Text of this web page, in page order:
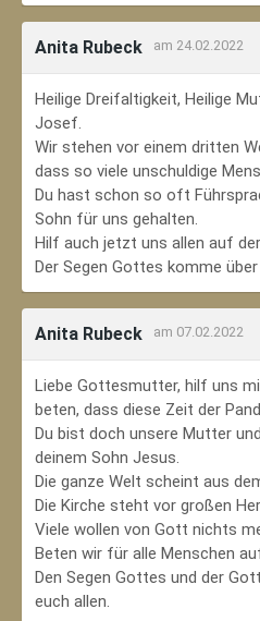
Anita Rubeck am 24.02.2022
Heilige Dreifaltigkeit, Heilige
Josef.
Wir stehen vor einem dritten
dass so viele unschuldige
Du hast schon so oft
Sohn für uns gehalten.
Hilf auch jetzt uns allen auf
Der Segen Gottes komme
Anita Rubeck am 07.02.2022
Liebe Gottesmutter, hilf uns
beten, dass diese Zeit der
Du bist doch unsere Mutter
deinem Sohn Jesus.
Die ganze Welt scheint aus
Die Kirche steht vor großen
Viele wollen von Gott nichts
Beten wir für alle Menschen
Den Segen Gottes und der
euch allen.